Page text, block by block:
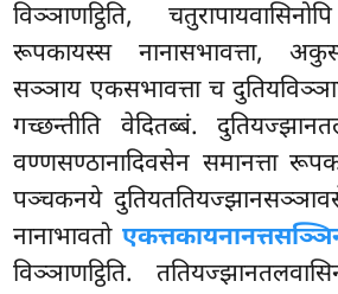
विञ्ञाणट्ठिति,
रूपकायस्स नानासभावत्ता,
सञ्ञाय एकसभावत्ता च
गच्छन्तीति वेदितब्बं.
वण्णसण्ठानादिवसेन समानत्ता
पञ्चकनये
नानाभावतो
विञ्ञाणट्ठिति.